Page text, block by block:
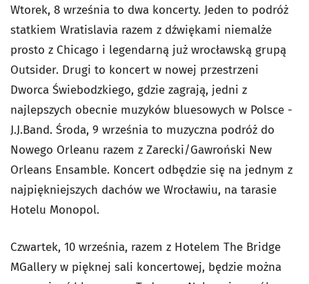
Wtorek, 8 września to dwa koncerty. Jeden to podróż
statkiem Wratislavia razem z dźwiękami niemalże
prosto z Chicago i legendarną już wrocławską grupą
Outsider. Drugi to koncert w nowej przestrzeni
Dworca Świebodzkiego, gdzie zagrają, jedni z
najlepszych obecnie muzyków bluesowych w Polsce -
J.J.Band. Środa, 9 września to muzyczna podróż do
Nowego Orleanu razem z Zarecki/Gawroński New
Orleans Ensamble. Koncert odbędzie się na jednym z
najpiękniejszych dachów we Wrocławiu, na tarasie
Hotelu Monopol.
Czwartek, 10 września, razem z Hotelem The Bridge
MGallery w pięknej sali koncertowej, będzie można